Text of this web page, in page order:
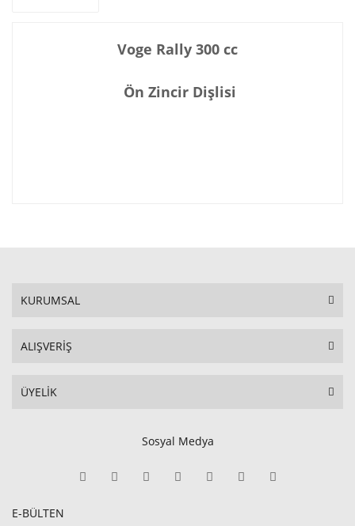
Voge Rally 300 cc
Ön Zincir Dişlisi
KURUMSAL
ALIŞVERİŞ
ÜYELİK
Sosyal Medya
E-BÜLTEN